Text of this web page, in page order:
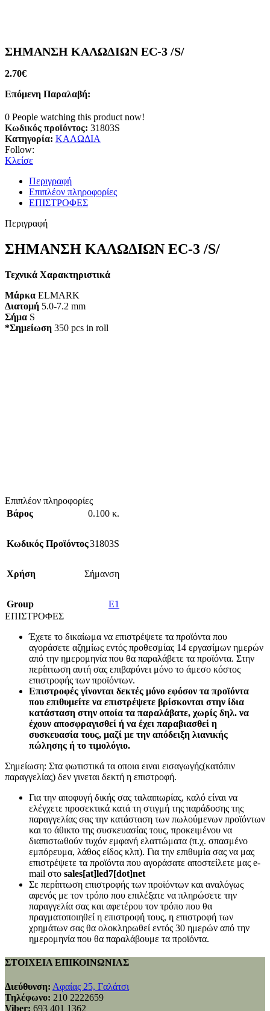
ΣΗΜΑΝΣΗ ΚΑΛΩΔΙΩΝ EC-3 /S/
2.70€
Επόμενη Παραλαβή:
0 People watching this product now!
Κωδικός προϊόντος: 31803S
Κατηγορία: ΚΑΛΩΔΙΑ
Follow:
Κλείσε
Περιγραφή
Επιπλέον πληροφορίες
ΕΠΙΣΤΡΟΦΕΣ
Περιγραφή
ΣΗΜΑΝΣΗ ΚΑΛΩΔΙΩΝ EC-3 /S/
Τεχνικά Χαρακτηριστικά
Μάρκα ELMARK
Διατομή 5.0-7.2 mm
Σήμα S
*Σημείωση 350 pcs in roll
Επιπλέον πληροφορίες
Βάρος
0.100 κ.
Κωδικός Προϊόντος31803S
Χρήση Σήμανση
Group
E1
ΕΠΙΣΤΡΟΦΕΣ
Έχετε το δικαίωμα να επιστρέψετε τα προϊόντα που
αγοράσετε αζημίως εντός προθεσμίας 14 εργασίμων ημερών
από την ημερομηνία που θα παραλάβετε τα προϊόντα. Στην
περίπτωση αυτή σας επιβαρύνει μόνο το άμεσο κόστος
επιστροφής των προϊόντων.
Επιστροφές γίνονται δεκτές μόνο εφόσον τα προϊόντα
που επιθυμείτε να επιστρέψετε βρίσκονται στην ίδια
κατάσταση στην οποία τα παραλάβατε, χωρίς δηλ. να
έχουν αποσφραγισθεί ή να έχει παραβιασθεί η
συσκευασία τους, μαζί με την απόδειξη λιανικής
πώλησης ή το τιμολόγιο.
Σημείωση: Στα φωτιστικά τα οποια ειναι εισαγωγής(κατόπιν
παραγγελίας) δεν γινεται δεκτή η επιστροφή.
Για την αποφυγή δικής σας ταλαιπωρίας, καλό είναι να
ελέγχετε προσεκτικά κατά τη στιγμή της παράδοσης της
παραγγελίας σας την κατάσταση των πωλούμενων προϊόντων
και το άθικτο της συσκευασίας τους, προκειμένου να
διαπιστωθούν τυχόν εμφανή ελαττώματα (π.χ. σπασμένο
εμπόρευμα, λάθος είδος κλπ). Για την επιθυμία σας να μας
επιστρέψετε τα προϊόντα που αγοράσατε αποστείλετε μας e-
mail στο sales[at]led7[dot]net
Σε περίπτωση επιστροφής των προϊόντων και αναλόγως
αφενός με τον τρόπο που επιλέξατε να πληρώσετε την
παραγγελία σας και αφετέρου τον τρόπο που θα
πραγματοποιηθεί η επιστροφή τους, η επιστροφή των
χρημάτων σας θα ολοκληρωθεί εντός 30 ημερών από την
ημερομηνία που θα παραλάβουμε τα προϊόντα.
ΣΤΟΙΧΕΙΑ ΕΠΙΚΟΙΝΩΝΙΑΣ
Διεύθυνση: Αφαίας 25, Γαλάτσι
Τηλέφωνο: 210 2222659
Viber: 693 401 1362